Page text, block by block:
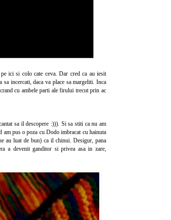
ici si colo cate ceva. Dar cred ca au iesit
incercati, daca va place sa margeliti. Inca
cu ambele parti ale firului trecut prin ac
sa il descopere :))). Si sa stiti ca nu am
am pus o poza cu Dodo imbracat cu hainuta
au luat de bun) ca il chinui. Desigur, pana
a devenit ganditor si privea asa in zare,